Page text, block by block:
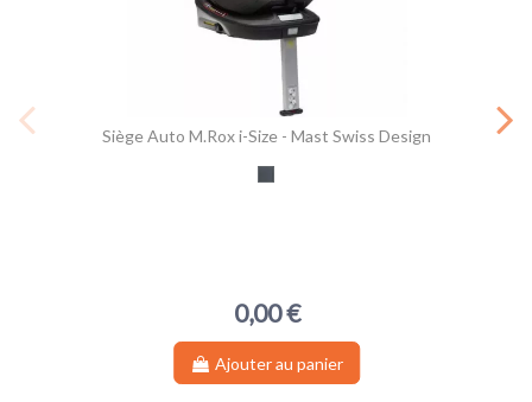
Siège Auto M.Rox i-Size - Mast Swiss Design
0,00 €
Dark Grey
Ajouter au panier